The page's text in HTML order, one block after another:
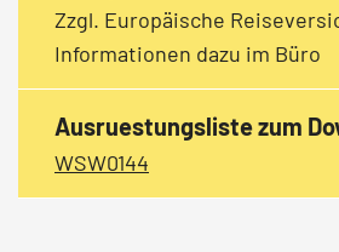
Zzgl. Europäische
Informationen dazu im Büro
Ausruestungsliste zum
WSW0144